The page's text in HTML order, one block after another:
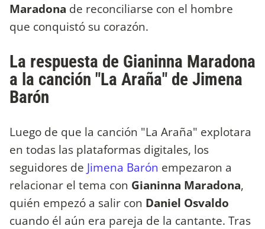
Maradona de reconciliarse con el hombre
que conquistó su corazón.
La respuesta de Gianinna Maradona
a la canción "La Araña" de Jimena
Barón
Luego de que la canción "La Araña" explotara
en todas las plataformas digitales, los
seguidores de Jimena Barón empezaron a
relacionar el tema con Gianinna Maradona,
quién empezó a salir con Daniel Osvaldo
cuando él aún era pareja de la cantante. Tras